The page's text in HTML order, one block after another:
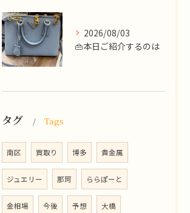
2026/08/03
👜本日ご紹介するのは
タグ Tags
南区 買取り 博多 貴金属
ジュエリー 那珂 ららぽーと
金相場 今後 予想 大橋